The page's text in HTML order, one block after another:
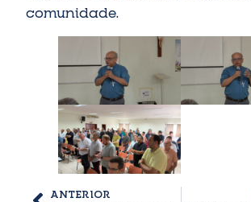
comunidade.
ANTERIOR